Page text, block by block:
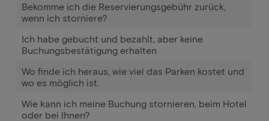
Bekomme ich die Reservierungsgebühr zurück,
wenn ich storniere?
Ich habe gebucht und bezahlt, aber keine
Buchungsbestätigung erhalten
Wo finde ich heraus, wie viel das Parken kostet und
wo es möglich ist.
Wie kann ich meine Buchung stornieren, beim Hotel
oder bei Ihnen?